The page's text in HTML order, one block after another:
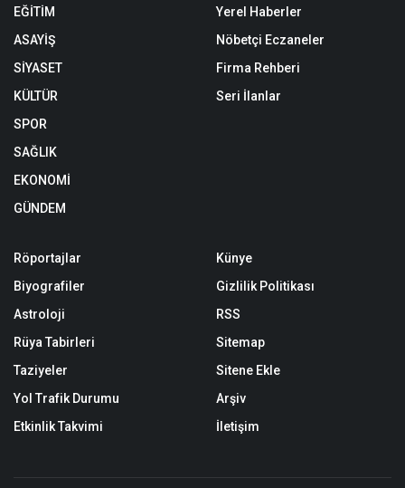
EĞİTİM
ASAYİŞ
SİYASET
KÜLTÜR
SPOR
SAĞLIK
EKONOMİ
GÜNDEM
Yerel Haberler
Nöbetçi Eczaneler
Firma Rehberi
Seri İlanlar
Röportajlar
Biyografiler
Astroloji
Rüya Tabirleri
Taziyeler
Yol Trafik Durumu
Etkinlik Takvimi
Künye
Gizlilik Politikası
RSS
Sitemap
Sitene Ekle
Arşiv
İletişim